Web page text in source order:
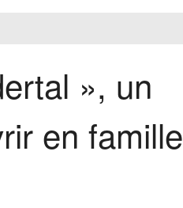
», un
en famille